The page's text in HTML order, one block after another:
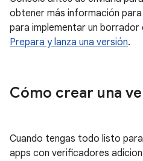
obtener más información
para implementar un
Prepara y lanza una versión.
Cómo crear una
Cuando tengas todo listo
apps con verificadores